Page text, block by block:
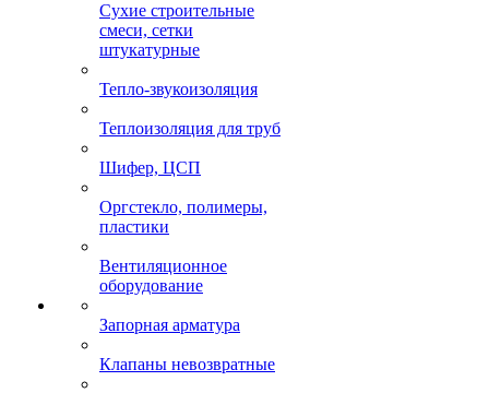
Сухие строительные
смеси, сетки
штукатурные
Тепло-звукоизоляция
Теплоизоляция для труб
Шифер, ЦСП
Оргстекло, полимеры,
пластики
Вентиляционное
оборудование
Запорная арматура
Клапаны невозвратные